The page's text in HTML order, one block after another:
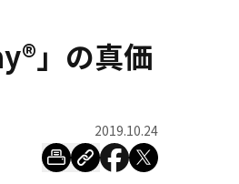
」の真価
2019.10.24